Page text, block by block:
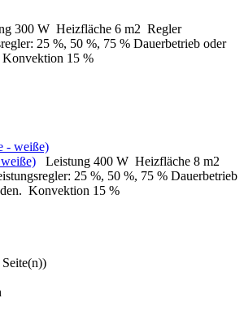
300 W Heizfläche 6 m2 Regler
25 %, 50 %, 75 % Dauerbetrieb oder
Konvektion 15 %
Leistung 400 W Heizfläche 8 m2
25 %, 50 %, 75 % Dauerbetrieb
Konvektion 15 %